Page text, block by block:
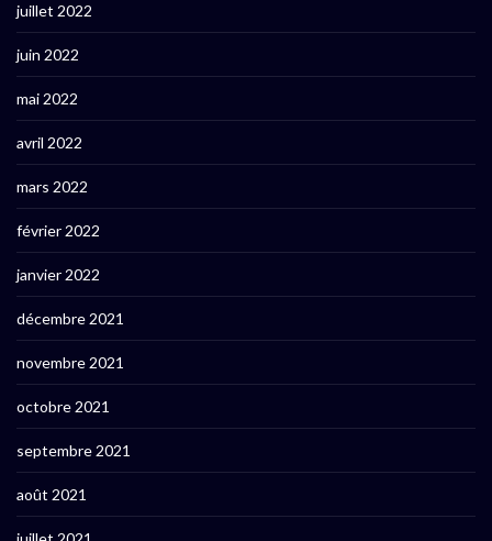
juillet 2022
juin 2022
mai 2022
avril 2022
mars 2022
février 2022
janvier 2022
décembre 2021
novembre 2021
octobre 2021
septembre 2021
août 2021